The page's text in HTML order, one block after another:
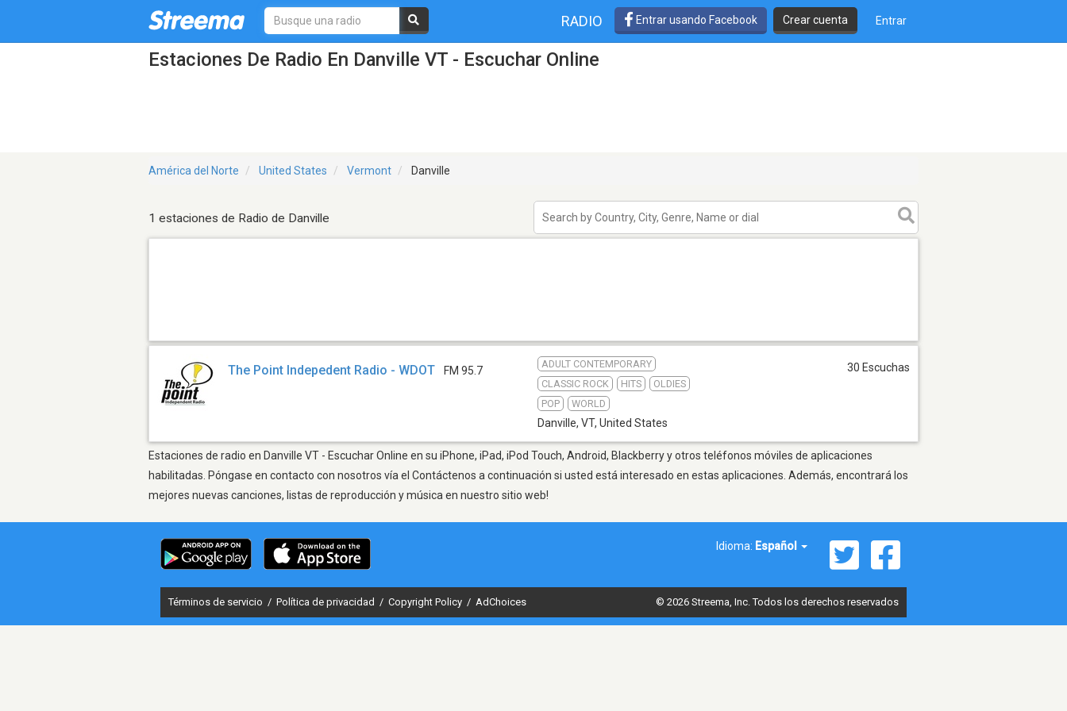
RADIO Entrar usando Facebook Crear cuenta Entrar
Estaciones De Radio En Danville VT - Escuchar Online
América del Norte United States Vermont Danville
1 estaciones de Radio de Danville
The Point Indepedent Radio - WDOT FM 95.7
ADULT CONTEMPORARY
CLASSIC ROCK
HITS
OLDIES
POP
WORLD
Danville, VT, United States
30 Escuchas
Estaciones de radio en Danville VT - Escuchar Online en su iPhone, iPad, iPod Touch, Android, Blackberry y otros teléfonos móviles de aplicaciones
habilitadas. Póngase en contacto con nosotros vía el Contáctenos a continuación si usted está interesado en estas aplicaciones. Además, encontrará los
mejores nuevas canciones, listas de reproducción y música en nuestro sitio web!
Idioma: Español
Términos de servicio / Política de privacidad / Copyright Policy / AdChoices © 2026 Streema, Inc. Todos los derechos reservados